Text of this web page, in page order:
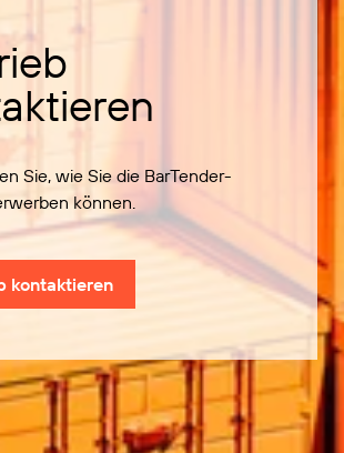
Sie, wie Sie die BarTender-
können.
kontaktieren